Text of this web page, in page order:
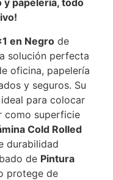
y papelería, todo
en Negro de
solución perfecta
oficina, papelería
y seguros. Su
para colocar
como superficie
Cold Rolled
durabilidad
de Pintura
protege de